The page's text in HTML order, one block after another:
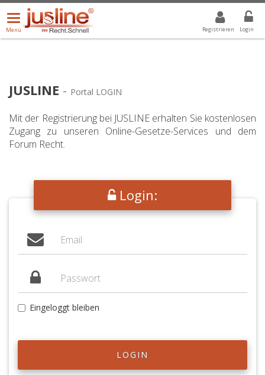
Registrieren Login
Menü
öffnen/schließen
Menü
ALLE DROPDOWN: GEWÄHLTER WERT IST ALLE
JUSLINE - Portal LOGIN
Mit der Registrierung bei JUSLINE erhalten Sie kostenlosen
Zugang zu unseren Online-Gesetze-Services und dem
Forum Recht.
Login:
Eingeloggt bleiben
LOGIN